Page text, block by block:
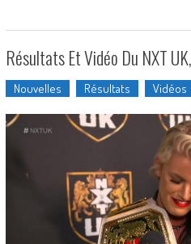
Résultats Et Vidéo Du NXT
Nouvelles Résultats Vidéos